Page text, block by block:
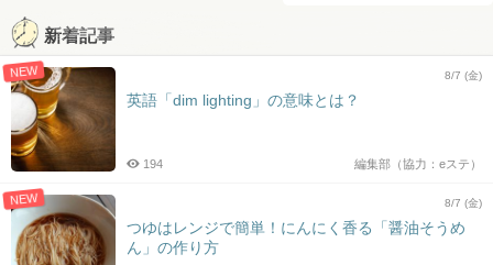
新着記事
NEW 8/7 (金)
英語「dim lighting」の意味とは？
編集部（協力：eステ）
194
NEW 8/7 (金)
つゆはレンジで簡単！にんにく香る「醤油そうめ
ん」の作り方